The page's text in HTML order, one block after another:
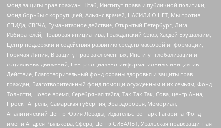
Фонд защиты прав граждан Штаб, Институт права и публичной политики,
Фонд борьбы с коррупцией, Альянс врачей, НАСИЛИЮ.НЕТ, Мы против
СПИДа, СВЕЧА, Гуманитарное действие, Открытый Петербург, Лига
Избирателей, Правовая инициатива, Гражданский Союз, Хасдей Ерушалаим,
Центр поддержки и содействия развитию средств массовой информации,
Горячая Линия, В защиту прав заключенных, Институт глобализации и
социальных движений, Центр социально-информационных инициатив
Действие, Благотворительный фонд охраны здоровья и защиты прав
граждан, Благотворительный фонд помощи осужденным и их семьям, Фонд
Тольятти, Новое время, Серебряная тайга, Так-Так-Так, Сова, центр Анна,
Проект Апрель, Самарская губерния, Эра здоровья, Мемориал,
Аналитический Центр Юрия Левады, Издательство Парк Гагарина, Фонд
имени Андрея Рылькова, Сфера, Центр СИБАЛЬТ, Уральская правозащитная